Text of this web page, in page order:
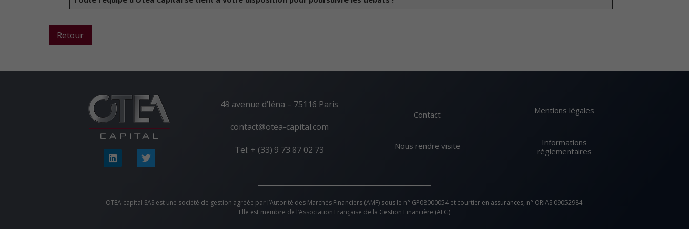
Retour
49 avenue d’Iéna – 75116 Paris
contact@otea-capital.com
Tel: + (33) 9 73 87 02 73
Contact
Nous rendre visite
Mentions légales
Informations
réglementaires
OTEA capital SAS est une société de gestion agréée par l’Autorité des Marchés Financiers (AMF) sous le n° GP08000054 et courtier en assurances, n° ORIAS 09052984.
Elle est membre de l’Association Française de la Gestion Financière (AFG)